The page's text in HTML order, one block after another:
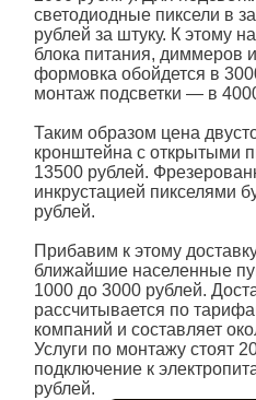
светодиодные пиксели в
рублей за штуку. К этому
блока питания, диммеров
формовка обойдется в
монтаж подсветки — в
Таким образом цена
кронштейна с открытыми
13500 рублей.
инкрустацией пикселями
рублей.
Прибавим к этому
ближайшие населенные
1000 до 3000 рублей.
рассчитывается по
компаний и составляет
Услуги по монтажу стоят
подключение к
рублей.